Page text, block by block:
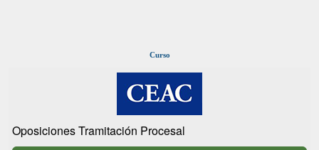
Curso
Oposiciones Tramitación Procesal